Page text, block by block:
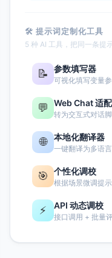
🛠 提示词定制化工具
5 种 AI 工具，把同一条提
📝 参数填写器
可视化填写变量
💬 Web Chat 适
转为交互式对话
🌐 本地化翻译器
一键翻译为多语
🎯 个性化调校
根据场景微调提
⚡ API 动态调校
接口调用 + 批量